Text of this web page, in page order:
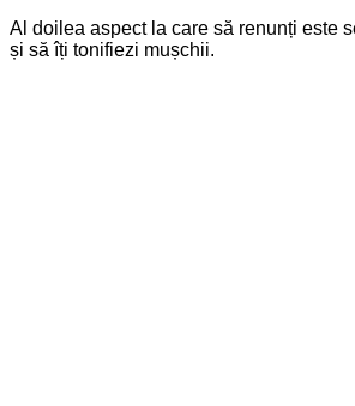
Al doilea aspect la care să renunți este
și să îți tonifiezi mușchii.